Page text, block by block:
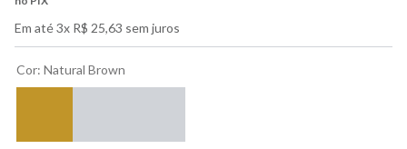
Em até3x R$ 25,63 sem juros
Cor: Natural Brown